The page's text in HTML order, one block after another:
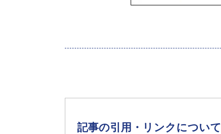
記事の引用・リンクについて